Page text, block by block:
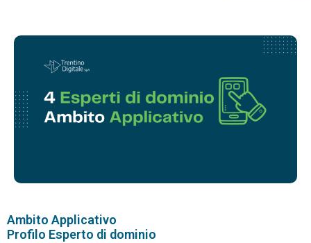
Ambito Applicativo
Profilo Esperto di dominio